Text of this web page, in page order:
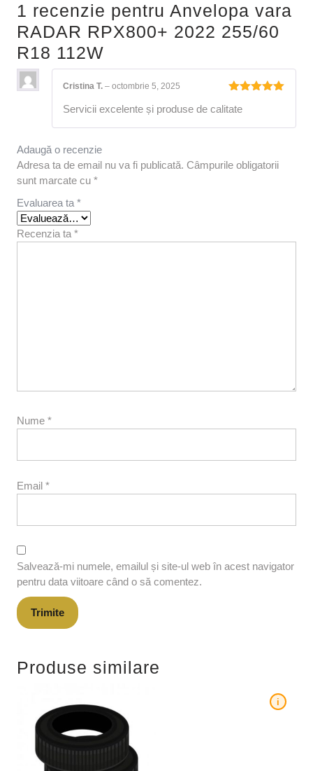
1 recenzie pentru Anvelopa vara
RADAR RPX800+ 2022 255/60
R18 112W
5din 5
Cristina T. – octombrie 5, 2025
Servicii excelente și produse de calitate
Adaugă o recenzie
Adresa ta de email nu va fi publicată. Câmpurile obligatorii
sunt marcate cu *
Evaluarea ta *
Recenzia ta *
Nume *
Email *
Salvează-mi numele, emailul și site-ul web în acest navigator
pentru data viitoare când o să comentez.
Produse similare
i